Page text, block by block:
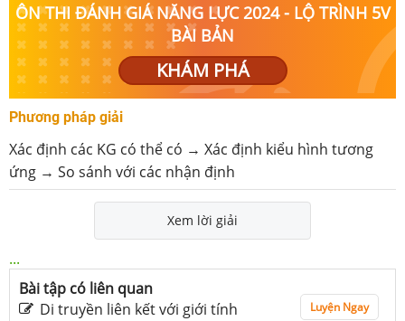
ÔN THI ĐÁNH GIÁ NĂNG LỰC 2024 - LỘ TRÌNH 5V
BÀI BẢN
KHÁM PHÁ
Phương pháp giải
Xác định các KG có thể có → Xác định kiểu hình tương
ứng → So sánh với các nhận định
Xem lời giải
...
Bài tập có liên quan
Di truyền liên kết với giới tính
Luyện Ngay